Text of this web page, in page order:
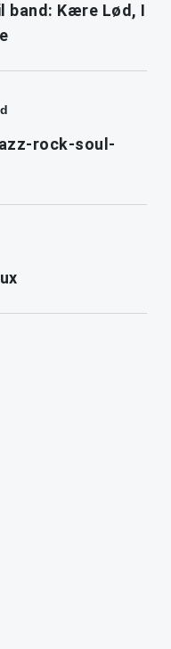
band: Kære Lød, I
rock-soul-